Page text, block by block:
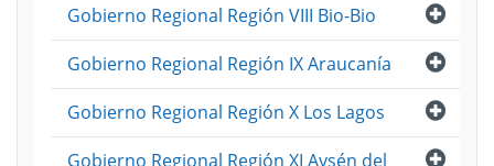
Abrir
Gobierno Regional Región VIII Bio-Bio
Abrir
Gobierno Regional Región IX Araucanía
Abrir
Gobierno Regional Región X Los Lagos
Abrir
Gobierno Regional Región XI Aysén del